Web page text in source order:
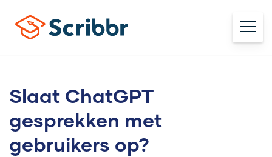
Slaat ChatGPT
gesprekken met
gebruikers op?